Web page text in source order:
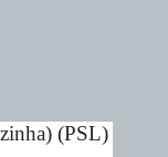
(PSL)